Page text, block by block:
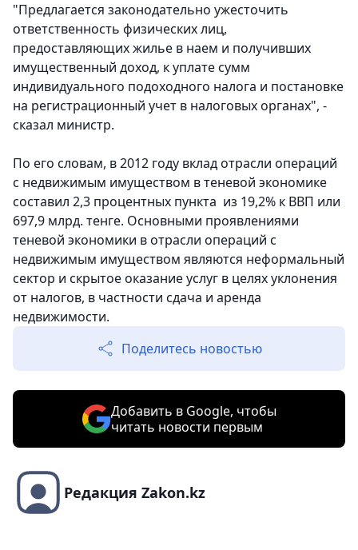
"Предлагается законодательно ужесточить
ответственность физических лиц,
предоставляющих жилье в наем и получивших
имущественный доход, к уплате сумм
индивидуального подоходного налога и постановке
на регистрационный учет в налоговых органах", -
сказал министр.
По его словам, в 2012 году вклад отрасли операций
с недвижимым имуществом в теневой экономике
составил 2,3 процентных пункта из 19,2% к ВВП или
697,9 млрд. тенге. Основными проявлениями
теневой экономики в отрасли операций с
недвижимым имуществом являются неформальный
сектор и скрытое оказание услуг в целях уклонения
от налогов, в частности сдача и аренда
недвижимости.
Поделитесь новостью
Добавить в Google, чтобы
читать новости первым
Редакция Zakon.kz